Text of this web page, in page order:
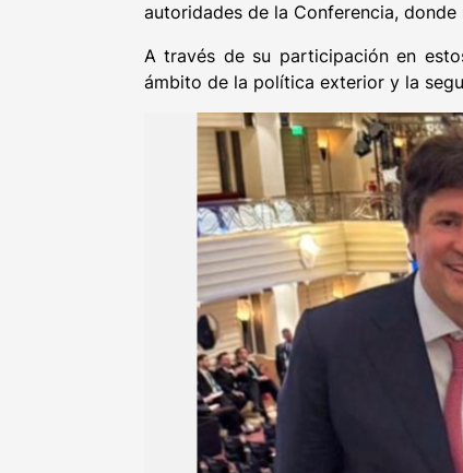
autoridades de la Conferencia,
A través de su participación en
ámbito de la política exterior y la